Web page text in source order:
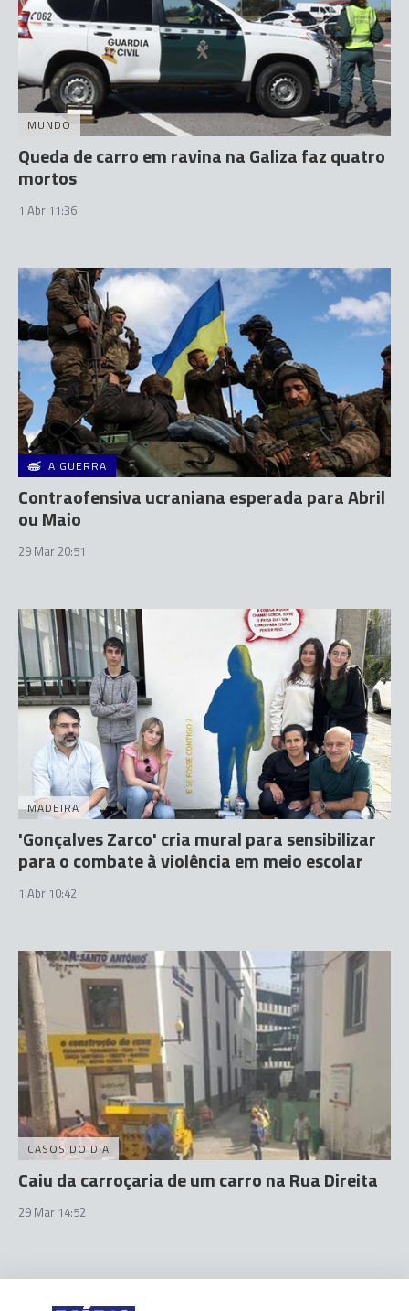
MUNDO
Queda de carro em ravina na Galiza faz quatro
mortos
1 Abr 11:36
A GUERRA
Contraofensiva ucraniana esperada para Abril
ou Maio
29 Mar 20:51
MADEIRA
'Gonçalves Zarco' cria mural para sensibilizar
para o combate à violência em meio escolar
1 Abr 10:42
CASOS DO DIA
Caiu da carroçaria de um carro na Rua Direita
29 Mar 14:52